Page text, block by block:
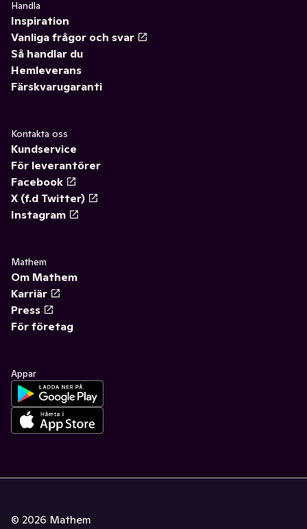
Handla
Inspiration
Vanliga frågor och svar
Så handlar du
Hemleverans
Färskvarugaranti
Kontakta oss
Kundservice
För leverantörer
Facebook
X (f.d Twitter)
Instagram
Mathem
Om Mathem
Karriär
Press
För företag
Appar
© 2026 Mathem